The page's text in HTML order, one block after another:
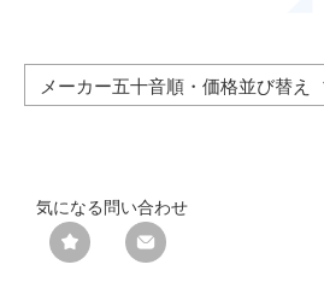
気になる 問い合わせ